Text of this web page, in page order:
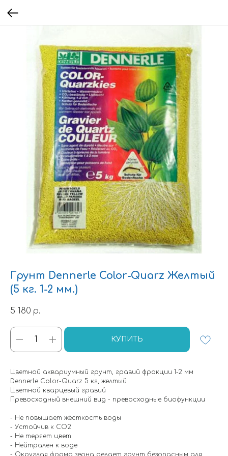
Грунт Dennerle Color-Quarz Желтый
(5 кг. 1-2 мм.)
5 180 р.
КУПИТЬ
Цветной аквариумный грунт, гравий фракции 1-2 мм
Dennerle Color-Quarz 5 кг, желтый
Цветной кварцевый гравий
Превосходный внешний вид - превосходные биофункции
- Не повышает жёсткость воды
- Устойчив к СО2
- Не теряет цвет
- Нейтрален к воде
- Округлая форма зерна делает грунт безопасным для